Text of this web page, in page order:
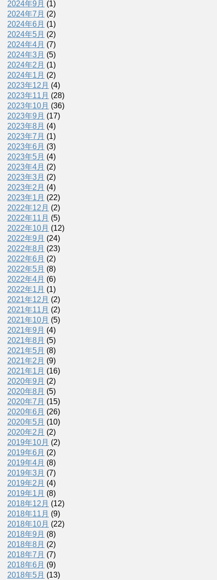
2024年9月 (1)
2024年7月 (2)
2024年6月 (1)
2024年5月 (2)
2024年4月 (7)
2024年3月 (5)
2024年2月 (1)
2024年1月 (2)
2023年12月 (4)
2023年11月 (28)
2023年10月 (36)
2023年9月 (17)
2023年8月 (4)
2023年7月 (1)
2023年6月 (3)
2023年5月 (4)
2023年4月 (2)
2023年3月 (2)
2023年2月 (4)
2023年1月 (22)
2022年12月 (2)
2022年11月 (5)
2022年10月 (12)
2022年9月 (24)
2022年8月 (23)
2022年6月 (2)
2022年5月 (8)
2022年4月 (6)
2022年1月 (1)
2021年12月 (2)
2021年11月 (2)
2021年10月 (5)
2021年9月 (4)
2021年8月 (5)
2021年5月 (8)
2021年2月 (9)
2021年1月 (16)
2020年9月 (2)
2020年8月 (5)
2020年7月 (15)
2020年6月 (26)
2020年5月 (10)
2020年2月 (2)
2019年10月 (2)
2019年6月 (2)
2019年4月 (8)
2019年3月 (7)
2019年2月 (4)
2019年1月 (8)
2018年12月 (12)
2018年11月 (9)
2018年10月 (22)
2018年9月 (8)
2018年8月 (2)
2018年7月 (7)
2018年6月 (9)
2018年5月 (13)